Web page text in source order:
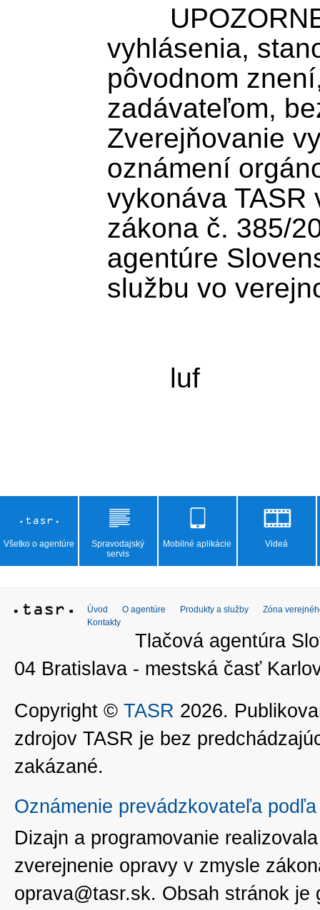
vyhlásenia,
pôvodnom
zadávateľom,
Zverejňovanie
oznámení
vykonáva TASR
zákona č. 385/
agentúre
službu vo
Všetko o agentúre
Spravodajský
servis
Mobilné aplikácie Videá
Úvod O agentúre Produkty a služby
Zóna
Kontakty
Tlačová agentúra
04 Bratislava - mestská časť
Copyright © TASR 2026.
zdrojov TASR je bez
zakázané.
Oznámenie prevádzkovateľa
Dizajn a programovanie
zverejnenie opravy v zmysle
oprava@tasr.sk. Obsah stránok